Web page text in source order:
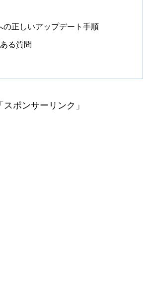
正しいアップデート手順
る質問
「スポンサーリンク」